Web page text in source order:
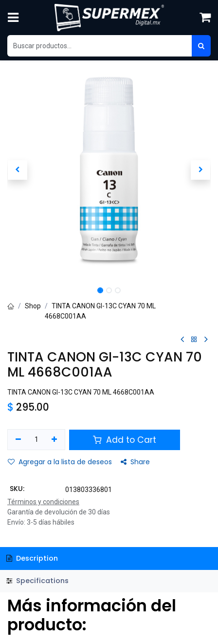
Shop
TINTA CANON GI-13C CYAN 70 ML
4668C001AA
TINTA CANON GI-13C CYAN 70
ML 4668C001AA
TINTA CANON GI-13C CYAN 70 ML 4668C001AA
$ 295.00
Add to Cart
Agregar a la lista de deseos Share
SKU:
013803336801
Términos y condiciones
Garantía de devolución de 30 días
Envío: 3-5 días hábiles
Description
Specifications
Más información del
producto: